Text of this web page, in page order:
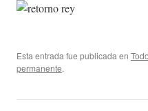
Esta entrada fue publicada en
permanente.